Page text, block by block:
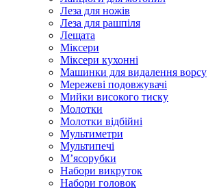
Леза для ножів
Леза для рашпіля
Лещата
Міксери
Міксери кухонні
Машинки для видалення ворсу
Мережеві подовжувачі
Мийки високого тиску
Молотки
Молотки відбійні
Мультиметри
Мультипечі
М’ясорубки
Набори викруток
Набори головок